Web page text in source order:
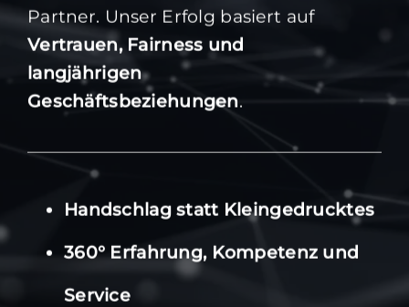
Partner. Unser Erfolg basiert auf
Vertrauen, Fairness und
langjährigen
Geschäftsbeziehungen.
Handschlag statt Kleingedrucktes
360° Erfahrung, Kompetenz und
Service